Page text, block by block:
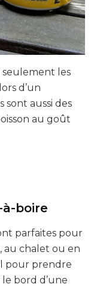
seulement les
d’un
sont aussi des
au goût
boire
parfaites pour
au chalet ou en
pour prendre
le bord d’une